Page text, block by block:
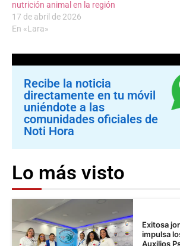
nutrición animal en la región
17 de abril de 2026
En «Lara»
Recibe la noticia
directamente en tu móvil
uniéndote a las
comunidades oficiales de
Noti Hora
Lo más visto
Exitosa
impulsa
Auxilios